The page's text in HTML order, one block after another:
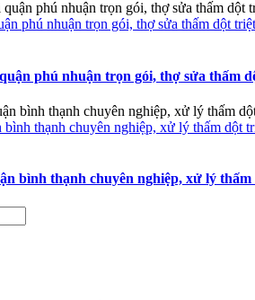
phú nhuận trọn gói, thợ sửa thấm dột
phú nhuận trọn gói, thợ sửa thấm
bình thạnh chuyên nghiệp, xử lý thấm dột
bình thạnh chuyên nghiệp, xử lý